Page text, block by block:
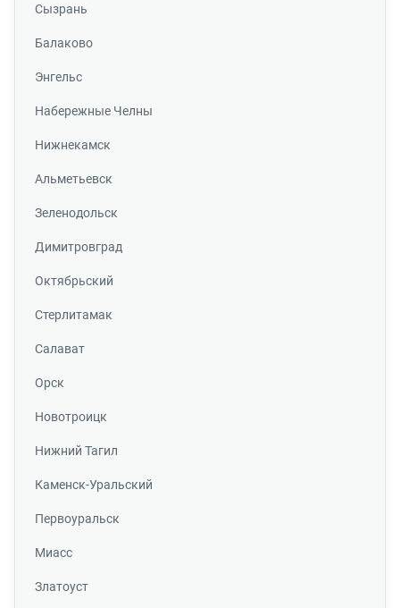
Сызрань
Балаково
Энгельс
Набережные Челны
Нижнекамск
Альметьевск
Зеленодольск
Димитровград
Октябрьский
Стерлитамак
Салават
Орск
Новотроицк
Нижний Тагил
Каменск-Уральский
Первоуральск
Миасс
Златоуст